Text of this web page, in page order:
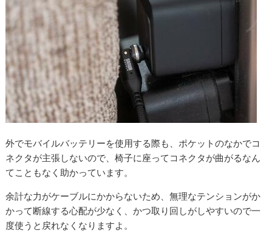
外でモバイルバッテリーを使用する際も、ポケットのなかでコ
ネクタが主張しないので、椅子に座ってコネクタが曲がるなん
てこともなく助かっています。
余計な力がケーブルにかからないため、無理なテンションがか
かって断線する心配が少なく、かつ取り回しがしやすいので一
度使うと戻れなくなりますよ。